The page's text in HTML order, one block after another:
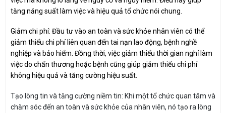
tăng năng suất làm việc và hiệu quả tổ chức nói chung.
Giảm chi phí: Đầu tư vào an toàn và sức khỏe nhân viên có thể
giảm thiểu chi phí liên quan đến tai nạn lao động, bệnh nghề
nghiệp và bảo hiểm. Đồng thời, việc giảm thiểu thời gian nghỉ làm
việc do chấn thương hoặc bệnh cũng giúp giảm thiểu chi phí
không hiệu quả và tăng cường hiệu suất.
Tạo lòng tin và tăng cường niềm tin: Khi một tổ chức quan tâm và
chăm sóc đến an toàn và sức khỏe của nhân viên, nó tạo ra lòng